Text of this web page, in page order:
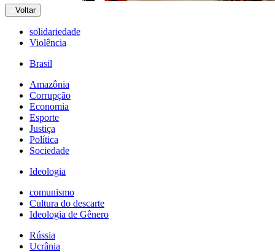
Voltar
solidariedade
Violência
Brasil
Amazônia
Corrupção
Economia
Esporte
Justiça
Política
Sociedade
Ideologia
comunismo
Cultura do descarte
Ideologia de Gênero
Rússia
Ucrânia